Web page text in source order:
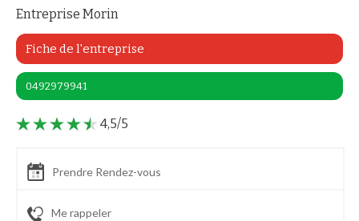
Entreprise Morin
Fiche de l'entreprise
0492979941
4,5/5
Prendre Rendez-vous
Me rappeler